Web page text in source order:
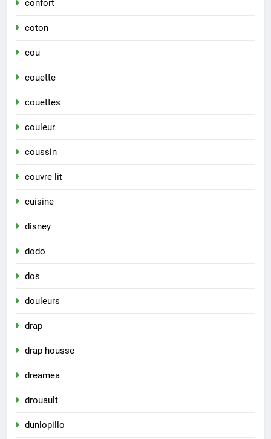
confort
coton
cou
couette
couettes
couleur
coussin
couvre lit
cuisine
disney
dodo
dos
douleurs
drap
drap housse
dreamea
drouault
dunlopillo